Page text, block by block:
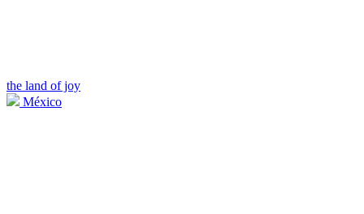
the land of joy
México